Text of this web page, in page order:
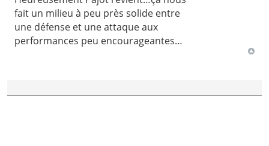
fait un milieu à peu près solide entre
une défense et une attaque aux
performances peu encourageantes…